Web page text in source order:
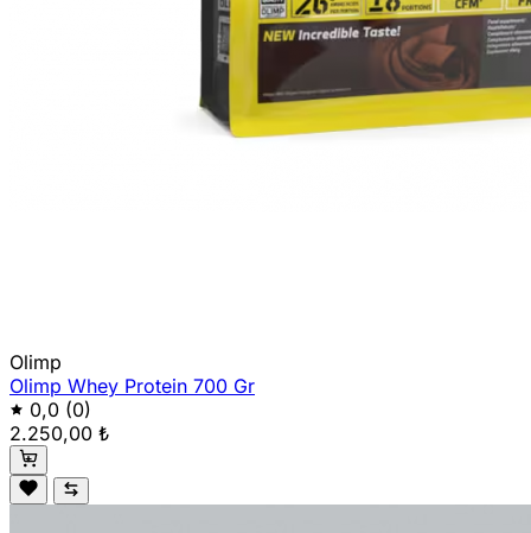
Olimp
Olimp Whey Protein 700 Gr
0,0 (0)
2.250,00 ₺